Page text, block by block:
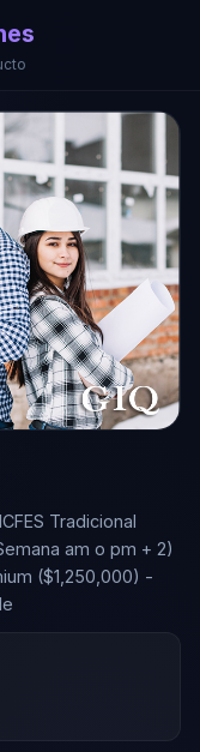
Tradicional
am o pm + 2)
($1,250,000) -